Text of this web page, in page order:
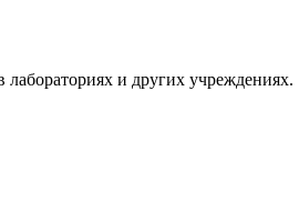
и других учреждениях.